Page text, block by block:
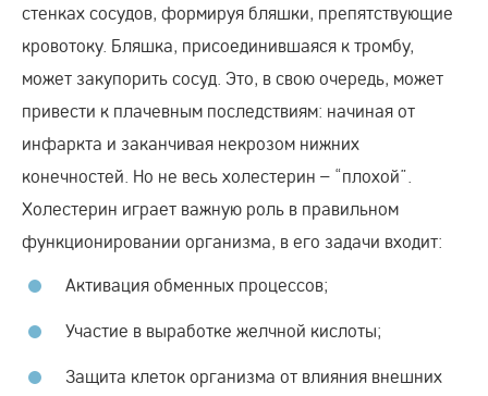
стенках сосудов, формируя бляшки, препятствующие
кровотоку. Бляшка, присоединившаяся к тромбу,
может закупорить сосуд. Это, в свою очередь, может
привести к плачевным последствиям: начиная от
инфаркта и заканчивая некрозом нижних
конечностей. Но не весь холестерин – “плохой”.
Холестерин играет важную роль в правильном
функционировании организма, в его задачи входит:
Активация обменных процессов;
Участие в выработке желчной кислоты;
Защита клеток организма от влияния внешних